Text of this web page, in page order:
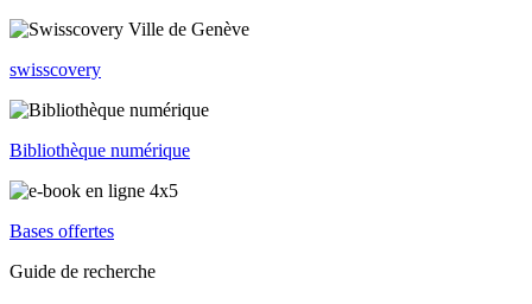
swisscovery
Bibliothèque numérique
Bases offertes
Guide de recherche